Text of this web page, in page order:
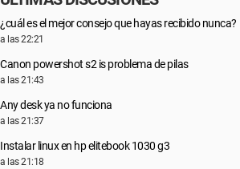
¿cuál es el mejor consejo que hayas recibido nunca?
a las 22:21
Canon powershot s2 is problema de pilas
a las 21:43
Any desk ya no funciona
a las 21:37
Instalar linux en hp elitebook 1030 g3
a las 21:18